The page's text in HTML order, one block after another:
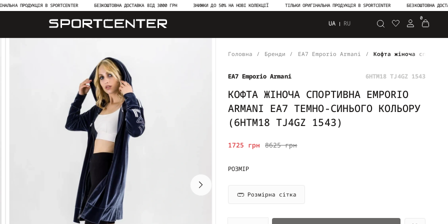
ПРОДУКЦІЯ В SPORTCENTER БЕЗКОШТОВНА ДОСТАВКА ВІД 3000 ГРН ЗНИЖКИ ДО 50% НА НОВІ КОЛЕКЦІЇ ТІЛЬКИ ОРИГІНАЛЬНА ПРОДУКЦІЯ В SPORTCENTER БЕЗКОШТОВНА
UA RU Пошук
0
Головна Бренди EA7 Emporio Armani Кофта жіноча
EA7 Emporio Armani 6HTM18 TJ4GZ 1543
КОФТА ЖІНОЧА СПОРТИВНА EMPORIO
ARMANI EA7 ТЕМНО-СИНЬОГО КОЛЬОРУ
(6HTM18 TJ4GZ 1543)
8625 грн
1725 грн
РОЗМІР
Розмірна сітка